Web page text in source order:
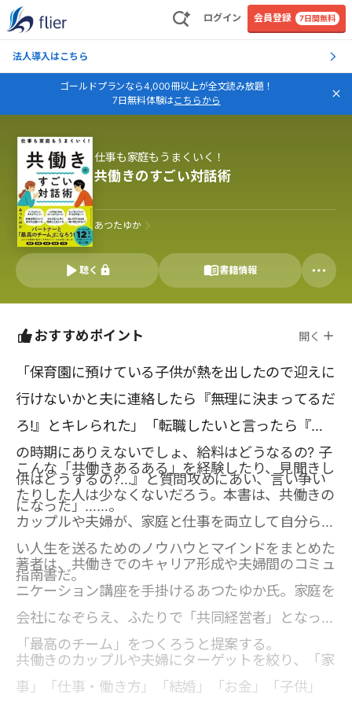
ログイン 会員登録 7日間無料
法人導入はこちら
ゴールドプランなら4,000冊以上が全文読み放題！
7日無料体験はこちらから
仕事も家庭もうまくいく！
共働きのすごい対話術
あつたゆか
聴く 書籍情報
おすすめポイント 開く
「保育園に預けている子供が熱を出したので迎えに
行けないかと夫に連絡したら『無理に決まってるだ
ろ!』とキレられた」「転職したいと言ったら『こ
の時期にありえないでしょ、給料はどうなるの? 子
供はどうするの?…』と質問攻めにあい、言い争い
になった」……。
こんな「共働きあるある」を経験したり、見聞きし
たりした人は少なくないだろう。本書は、共働きの
カップルや夫婦が、家庭と仕事を両立して自分らし
い人生を送るためのノウハウとマインドをまとめた
指南書だ。
著者は、共働きでのキャリア形成や夫婦間のコミュ
ニケーション講座を手掛けるあつたゆか氏。家庭を
会社になぞらえ、ふたりで「共同経営者」となって
「最高のチーム」をつくろうと提案する。
共働きのカップルや夫婦にターゲットを絞り、「家
事」「仕事・働き方」「結婚」「お金」「子供」